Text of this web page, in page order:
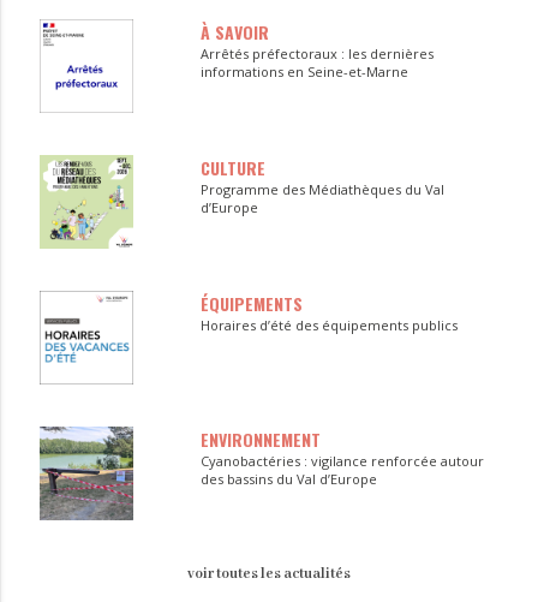
À SAVOIR
Arrêtés préfectoraux : les dernières
informations en Seine-et-Marne
CULTURE
Programme des Médiathèques du Val
d’Europe
ÉQUIPEMENTS
Horaires d’été des équipements publics
ENVIRONNEMENT
Cyanobactéries : vigilance renforcée autour
des bassins du Val d’Europe
voir toutes les actualités